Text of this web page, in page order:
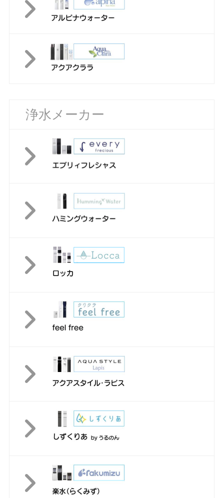
浄水メーカー